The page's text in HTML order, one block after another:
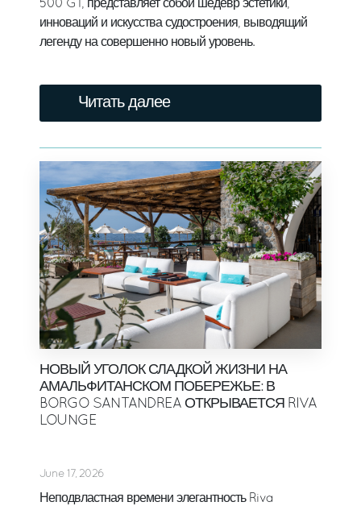
500 GT, представляет собой шедевр эстетики,
инноваций и искусства судостроения, выводящий
легенду на совершенно новый уровень.
Читать далее
НОВЫЙ УГОЛОК СЛАДКОЙ ЖИЗНИ НА
АМАЛЬФИТАНСКОМ ПОБЕРЕЖЬЕ: В
BORGO SANTANDREA ОТКРЫВАЕТСЯ RIVA
LOUNGE
June 17, 2026
Неподвластная времени элегантность Riva